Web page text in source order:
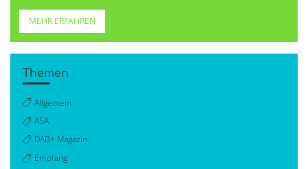
MEHR ERFAHREN
Themen
Allgemein
ASA
DAB+ Magazin
Empfang